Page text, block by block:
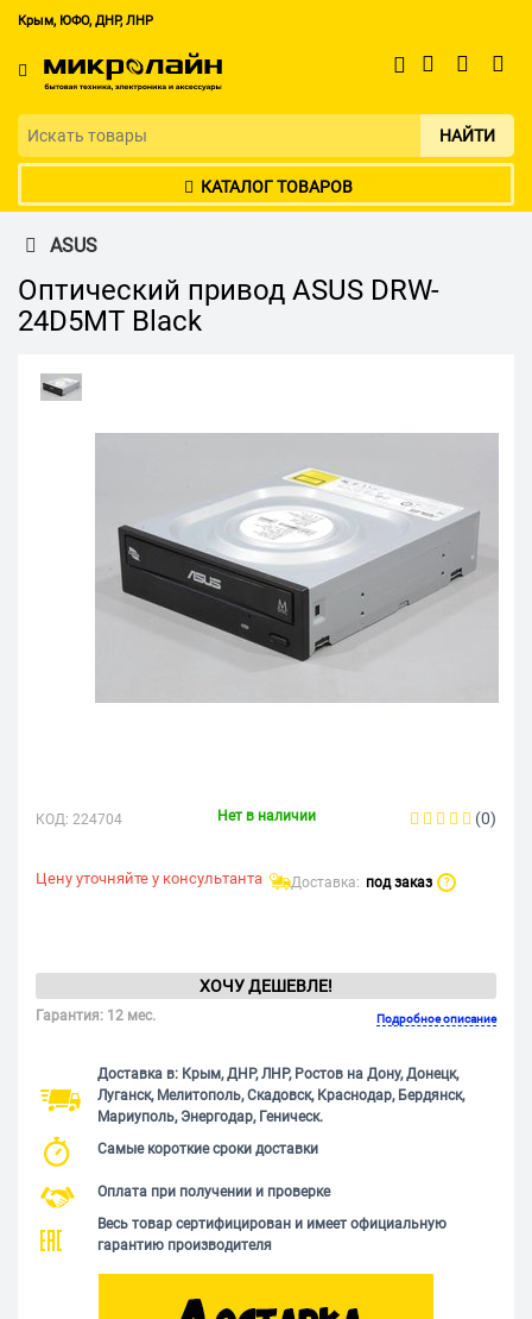
Крым, ЮФО, ДНР, ЛНР
НАЙТИ
КАТАЛОГ ТОВАРОВ
ASUS
Оптический привод ASUS DRW-
24D5MT Black
КОД: 224704 Нет в наличии (0)
Цену уточняйте у консультанта Доставка: под заказ ?
ХОЧУ ДЕШЕВЛЕ!
Гарантия: 12 мес. Подробное описание
Доставка в: Крым, ДНР, ЛНР, Ростов на Дону, Донецк,
Луганск, Мелитополь, Скадовск, Краснодар, Бердянск,
Мариуполь, Энергодар, Геническ.
Самые короткие сроки доставки
Оплата при получении и проверке
Весь товар сертифицирован и имеет официальную
гарантию производителя